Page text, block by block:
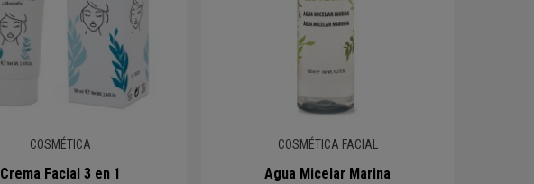
COSMÉTICA
Crema Facial 3 en 1
COSMÉTICA FACIAL
Agua Micelar Marina